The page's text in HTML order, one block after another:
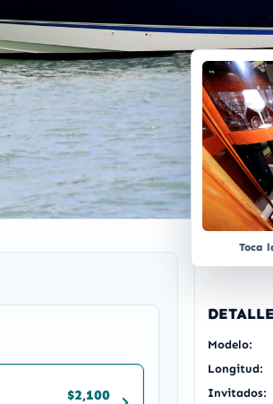
Toca
$2,100
Modelo:
Longitud:
Invitados: